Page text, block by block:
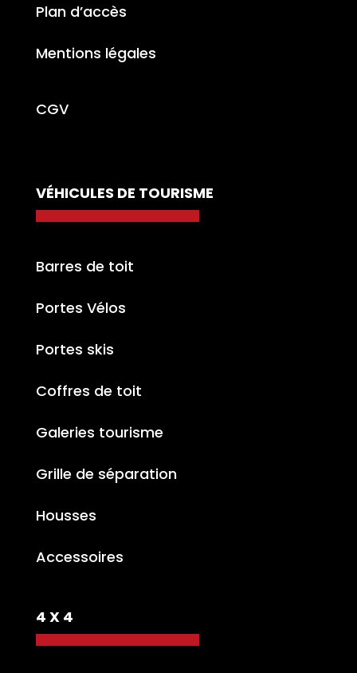
Plan d’accès
Mentions légales
CGV
VÉHICULES DE TOURISME
Barres de toit
Portes Vélos
Portes skis
Coffres de toit
Galeries tourisme
Grille de séparation
Housses
Accessoires
4 X 4